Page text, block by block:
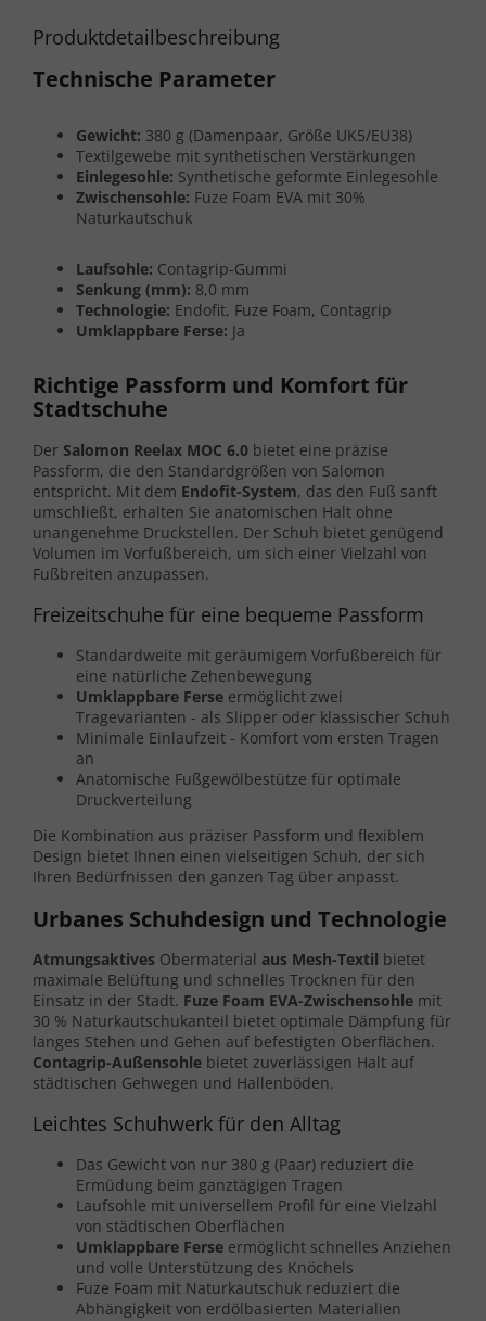
Produktdetailbeschreibung
Technische Parameter
Gewicht: 380 g (Damenpaar, Größe UK5/EU38)
Textilgewebe mit synthetischen Verstärkungen
Einlegesohle: Synthetische geformte Einlegesohle
Zwischensohle: Fuze Foam EVA mit 30%
Naturkautschuk
Laufsohle: Contagrip-Gummi
Senkung (mm): 8,0 mm
Technologie: Endofit, Fuze Foam, Contagrip
Umklappbare Ferse: Ja
Richtige Passform und Komfort für
Stadtschuhe
Der Salomon Reelax MOC 6.0 bietet eine präzise
Passform, die den Standardgrößen von Salomon
entspricht. Mit dem Endofit-System, das den Fuß sanft
umschließt, erhalten Sie anatomischen Halt ohne
unangenehme Druckstellen. Der Schuh bietet genügend
Volumen im Vorfußbereich, um sich einer Vielzahl von
Fußbreiten anzupassen.
Freizeitschuhe für eine bequeme Passform
Standardweite mit geräumigem Vorfußbereich für
eine natürliche Zehenbewegung
Umklappbare Ferse ermöglicht zwei
Tragevarianten - als Slipper oder klassischer Schuh
Minimale Einlaufzeit - Komfort vom ersten Tragen
an
Anatomische Fußgewölbestütze für optimale
Druckverteilung
Die Kombination aus präziser Passform und flexiblem
Design bietet Ihnen einen vielseitigen Schuh, der sich
Ihren Bedürfnissen den ganzen Tag über anpasst.
Urbanes Schuhdesign und Technologie
Atmungsaktives Obermaterial aus Mesh-Textil bietet
maximale Belüftung und schnelles Trocknen für den
Einsatz in der Stadt. Fuze Foam EVA-Zwischensohle mit
30 % Naturkautschukanteil bietet optimale Dämpfung für
langes Stehen und Gehen auf befestigten Oberflächen.
Contagrip-Außensohle bietet zuverlässigen Halt auf
städtischen Gehwegen und Hallenböden.
Leichtes Schuhwerk für den Alltag
Das Gewicht von nur 380 g (Paar) reduziert die
Ermüdung beim ganztägigen Tragen
Laufsohle mit universellem Profil für eine Vielzahl
von städtischen Oberflächen
Umklappbare Ferse ermöglicht schnelles Anziehen
und volle Unterstützung des Knöchels
Fuze Foam mit Naturkautschuk reduziert die
Abhängigkeit von erdölbasierten Materialien